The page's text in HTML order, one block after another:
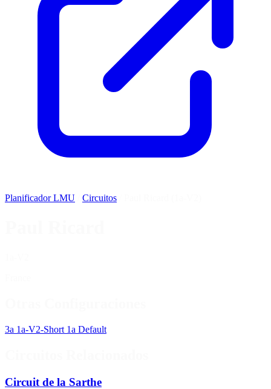
Planificador LMU Circuitos
3a 1a-V2-Short 1a Default
Circuit de la Sarthe